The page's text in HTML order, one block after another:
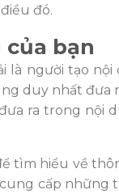
đó.
bạn
i là người tạo
duy nhất đưa
ra trong nội
ể tìm hiểu về
cấp những